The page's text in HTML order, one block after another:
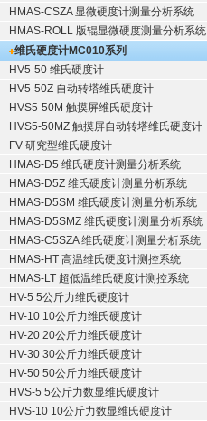
HMAS-CSZA 显微硬度计测量分析系统
HMAS-ROLL 版辊显微硬度测量分析系统
维氏硬度计MC010系列
HV5-50 维氏硬度计
HV5-50Z 自动转塔维氏硬度计
HVS5-50M 触摸屏维氏硬度计
HVS5-50MZ 触摸屏自动转塔维氏硬度计
FV 研究型维氏硬度计
HMAS-D5 维氏硬度计测量分析系统
HMAS-D5Z 维氏硬度计测量分析系统
HMAS-D5SM 维氏硬度计测量分析系统
HMAS-D5SMZ 维氏硬度计测量分析系统
HMAS-C5SZA 维氏硬度计测量分析系统
HMAS-HT 高温维氏硬度计测控系统
HMAS-LT 超低温维氏硬度计测控系统
HV-5 5公斤力维氏硬度计
HV-10 10公斤力维氏硬度计
HV-20 20公斤力维氏硬度计
HV-30 30公斤力维氏硬度计
HV-50 50公斤力维氏硬度计
HVS-5 5公斤力数显维氏硬度计
HVS-10 10公斤力数显维氏硬度计